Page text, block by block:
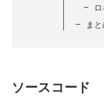
ま
ソースコード